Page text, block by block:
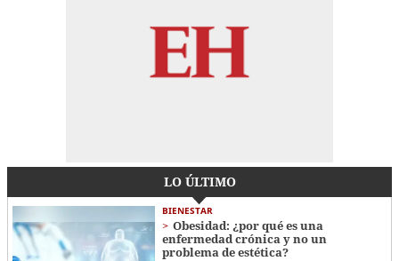
LO ÚLTIMO
BIENESTAR
Obesidad: ¿por qué es una
enfermedad crónica y no un
problema de estética?